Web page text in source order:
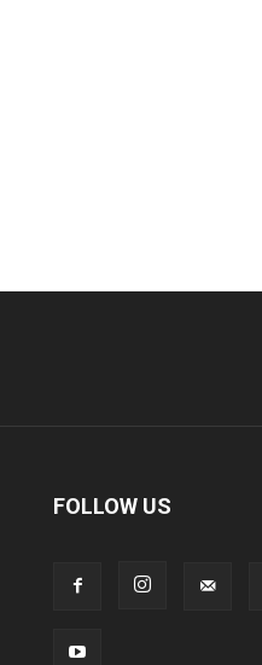
FOLLOW US